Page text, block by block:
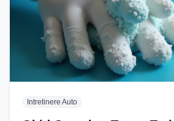
Intretinere Auto